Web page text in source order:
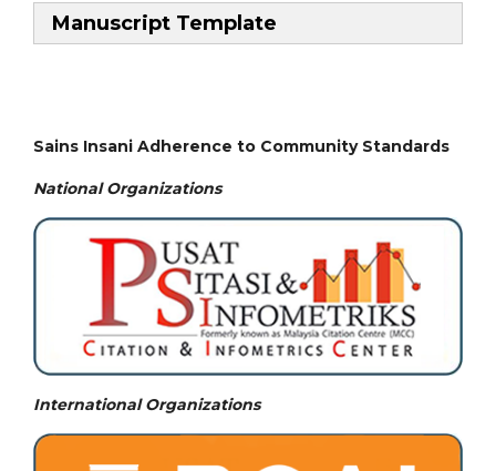
Manuscript Template
Sains Insani Adherence to Community Standards
National Organizations
International Organizations